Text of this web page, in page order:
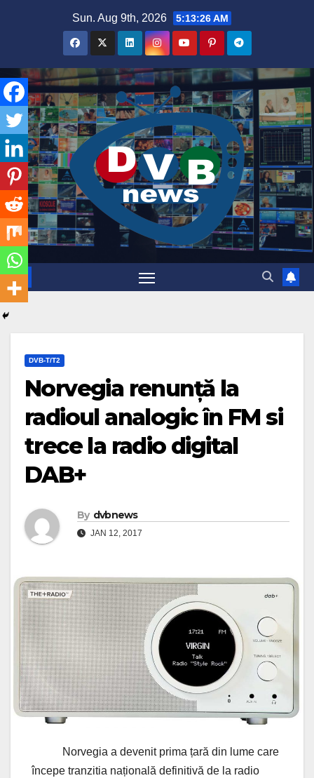
Sun. Aug 9th, 2026 5:13:27 AM
DVB-T/T2
Norvegia renunță la
radioul analogic în FM si
trece la radio digital
DAB+
By dvbnews
JAN 12, 2017
Norvegia a devenit prima țară din lume care
începe tranzitia națională definitivă de la radio